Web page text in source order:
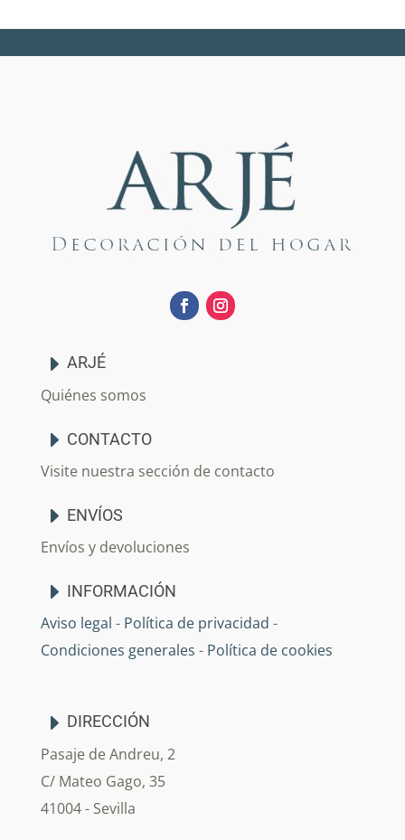
ARJÉ
Quiénes somos
CONTACTO
Visite nuestra sección de contacto
ENVÍOS
Envíos y devoluciones
INFORMACIÓN
Aviso legal - Política de privacidad -
Condiciones generales - Política de cookies
DIRECCIÓN
Pasaje de Andreu, 2
C/ Mateo Gago, 35
41004 - Sevilla